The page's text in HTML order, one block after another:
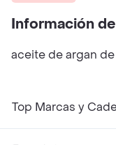
Información
aceite de argan
Top Marcas y